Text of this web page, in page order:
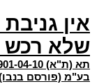
אין
שלא רכש
בע"מ (פורסם